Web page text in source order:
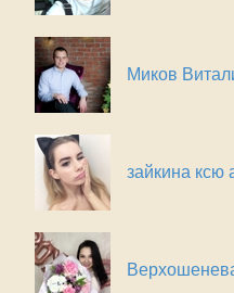
Миков
зайкина ксю